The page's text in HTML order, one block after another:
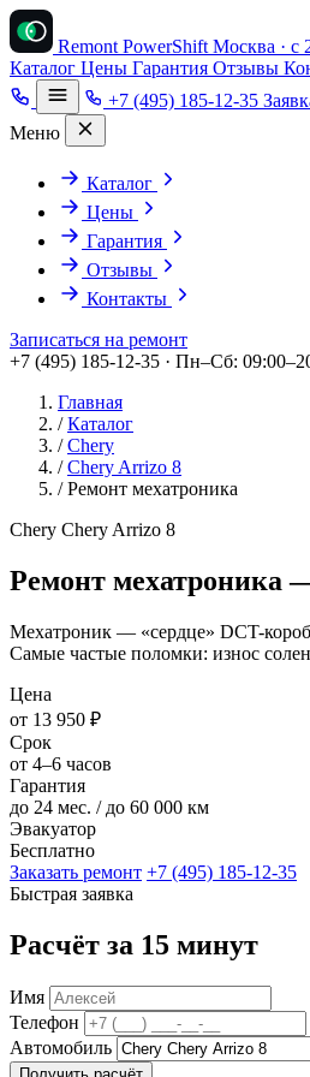
Remont PowerShift Москва · с
Каталог Цены Гарантия Отзывы
+7 (495) 185-12-35
Меню
Каталог
Цены
Гарантия
Отзывы
Контакты
Записаться на ремонт
+7 (495) 185-12-35 · Пн–Сб:
Главная
/ Каталог
/ Chery
/ Chery Arrizo 8
/ Ремонт мехатроника
Chery Chery Arrizo 8
Ремонт мехатроника
Мехатроник — «сердце» DCT-
Самые частые поломки: износ
Цена
от 13 950 ₽
Срок
от 4–6 часов
Гарантия
до 24 мес. / до 60 000 км
Эвакуатор
Бесплатно
Заказать ремонт +7 (495) 185-12-35
Быстрая заявка
Расчёт за 15 минут
Имя
Телефон
Автомобиль